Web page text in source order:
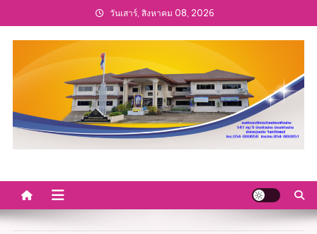
to
content
วันเสาร์, สิงหาคม 08, 2026